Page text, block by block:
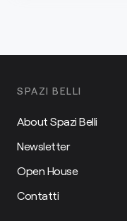
SPAZI BELLI
About Spazi Belli
Newsletter
Open House
Contatti